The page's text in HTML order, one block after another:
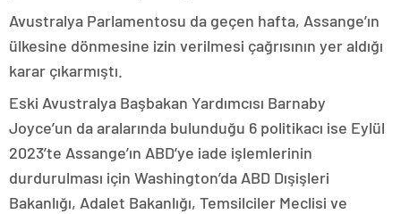
Avustralya Parlamentosu da geçen hafta, Assange’ın
ülkesine dönmesine izin verilmesi çağrısının yer aldığı
karar çıkarmıştı.
Eski Avustralya Başbakan Yardımcısı Barnaby
Joyce’un da aralarında bulunduğu 6 politikacı ise Eylül
2023’te Assange’ın ABD’ye iade işlemlerinin
durdurulması için Washington’da ABD Dışişleri
Bakanlığı, Adalet Bakanlığı, Temsilciler Meclisi ve